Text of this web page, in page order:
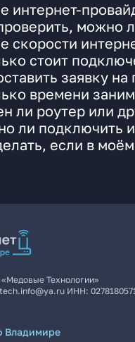
интернет-
можно
скорости
стоит
заявку
времени
ли роутер или
ли подключить
если в
Технологии»
ИНН:
Владимире